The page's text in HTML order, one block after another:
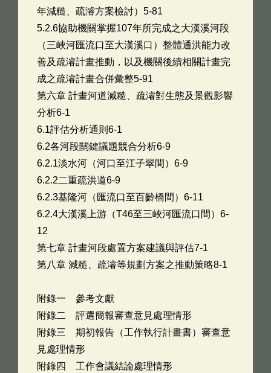
年減糙、疏濬方案檢討）5-81
5.2.6協助機關掌握107年所完成之大漢溪河段
（三峽河匯流口至大漢溪口）整體通洪能力改
善及疏濬計畫推動，以及機關後續相關計畫完
成之疏濬計畫合併彙整5-91
第六章 計畫河道減糙、疏濬對生態及景觀影響
分析6-1
6.1評估分析通則6-1
6.2各河段關鍵議題競合分析6-9
6.2.1淡水河（河口至江子翠間）6-9
6.2.2二重疏洪道6-9
6.2.3基隆河（匯流口至百齡橋間）6-11
6.2.4大漢溪上游（T46至三峽河匯流口間）6-
12
第七章 計畫河段處置方案建議與評估7-1
第八章 減糙、疏濬等規劃方案之推動策略8-1
附錄一 參考文獻
附錄二 評選簡報審查意見處理情形
附錄三 期初報告（工作執行計畫書）審查意
見處理情形
附錄四 工作會議結論處理情形